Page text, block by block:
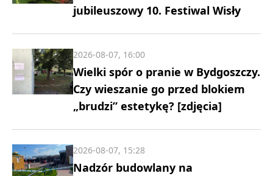
jubileuszowy 10. Festiwal Wisły
Wielki spór o pranie w Bydgoszczy.
Czy wieszanie go przed blokiem
„brudzi” estetykę? [zdjęcia]
2026-08-07, 16:00
Nadzór budowlany na
2026-08-07, 15:28